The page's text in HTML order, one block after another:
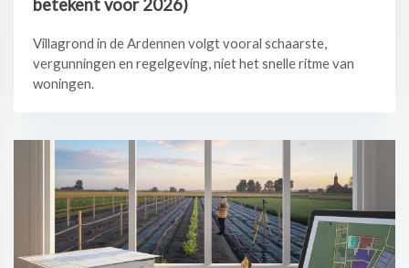
betekent voor 2026)
Villagrond in de Ardennen volgt vooral schaarste,
vergunningen en regelgeving, niet het snelle ritme van
woningen.